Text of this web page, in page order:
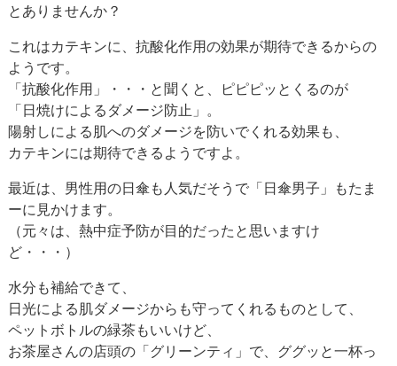
とありませんか？
これはカテキンに、抗酸化作用の効果が期待できるからの
ようです。
「抗酸化作用」・・・と聞くと、ピピピッとくるのが
「日焼けによるダメージ防止」。
陽射しによる肌へのダメージを防いでくれる効果も、
カテキンには期待できるようですよ。
最近は、男性用の日傘も人気だそうで「日傘男子」もたま
ーに見かけます。
（元々は、熱中症予防が目的だったと思いますけ
ど・・・）
水分も補給できて、
日光による肌ダメージからも守ってくれるものとして、
ペットボトルの緑茶もいいけど、
お茶屋さんの店頭の「グリーンティ」で、ググッと一杯っ